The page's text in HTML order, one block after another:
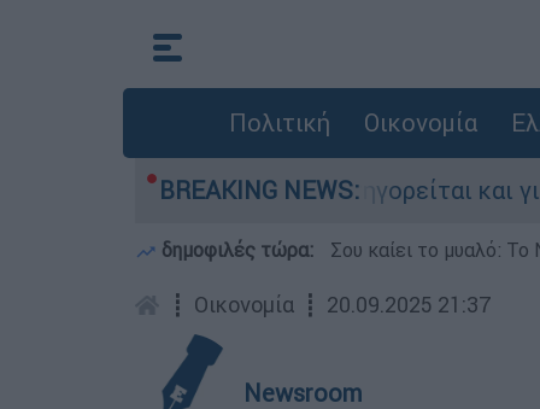
Πολιτική Οικονομία
BREAKING NEWS:
στην Ελλάδα - Κατηγορείται και για την
δημοφιλές τώρα: Σου καίει το μυαλό:
┋ Οικονομία ┋ 20.09.2025 21:37
Newsroom